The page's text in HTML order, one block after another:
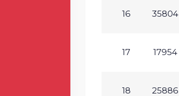
16 35804
17 17954
18 25886